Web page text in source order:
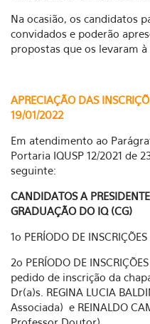
Na ocasião, os candidatos
convidados e poderão
propostas que os levaram à
APRECIAÇÃO DAS
19/01/2022
Em atendimento ao
Portaria IQUSP 12/2021 de
seguinte:
CANDIDATOS A
GRADUAÇÃO DO IQ (CG)
1o PERÍODO DE
2o PERÍODO DE
pedido de inscrição da
Dr(a)s. REGINA LUCIA
Associada) e REINALDO